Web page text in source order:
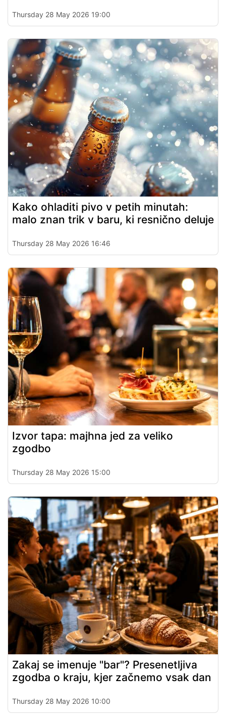
Thursday 28 May 2026 19:00
Kako ohladiti pivo v petih minutah:
malo znan trik v baru, ki resnično deluje
Thursday 28 May 2026 16:46
Izvor tapa: majhna jed za veliko
zgodbo
Thursday 28 May 2026 15:00
Zakaj se imenuje "bar"? Presenetljiva
zgodba o kraju, kjer začnemo vsak dan
Thursday 28 May 2026 10:00